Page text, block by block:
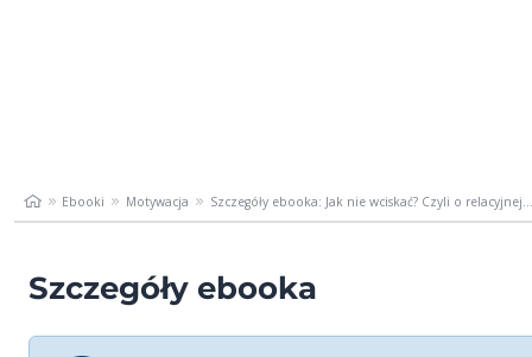
Ebooki Motywacja Szczegóły ebooka: Jak nie wciskać? Czyli o relacyjnej...
Szczegóły ebooka